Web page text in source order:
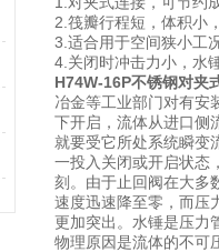
2.筏瓣行程短，体积小
3.适合用于空间狭小工
4.关闭时冲击力小，水
H74W-16P不锈钢对夹
冶金等工业部门对有安
下开启，流体从进口侧
就要受它所处系统瞬变
一投入关闭或开启状态
刻。由于止回阀在大多
速度迅速降至零，而压
更加突出。水锤是压力
物理原因是流体的不可